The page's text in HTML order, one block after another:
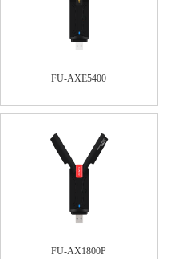
FU-AXE5400
FU-AX1800P